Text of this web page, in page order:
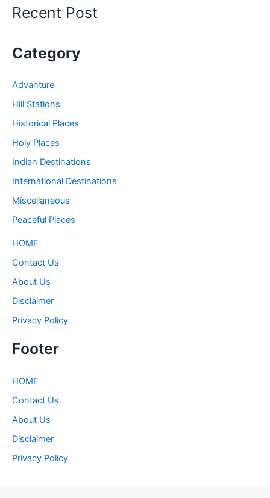
in
Recent Post
Category
Advanture
Hill Stations
Historical Places
Holy Places
Indian Destinations
International Destinations
Miscellaneous
Peaceful Places
HOME
Contact Us
About Us
Disclaimer
Privacy Policy
Footer
HOME
Contact Us
About Us
Disclaimer
Privacy Policy